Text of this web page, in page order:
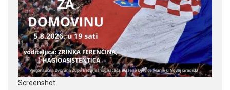
Screenshot